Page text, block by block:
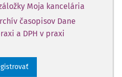
Moja kancelária
časopisov Dane
a DPH v praxi